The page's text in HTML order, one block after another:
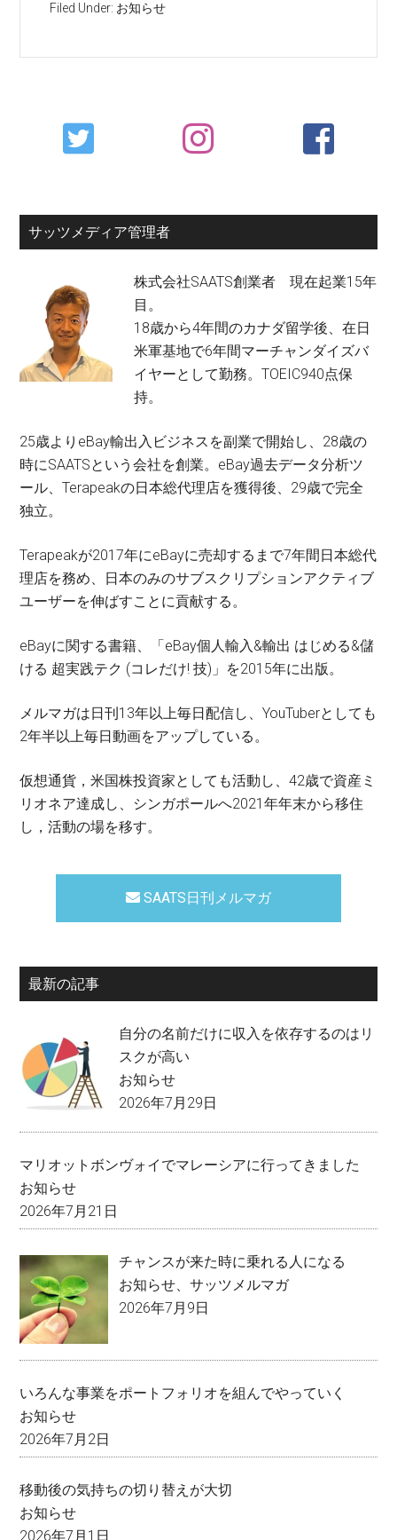
Filed Under: お知らせ
Primary
Sidebar
サッツメディア管理者
株式会社SAATS創業者 現在起業15年
目。
18歳から4年間のカナダ留学後、在日
米軍基地で6年間マーチャンダイズバ
イヤーとして勤務。TOEIC940点保
持。
25歳よりeBay輸出入ビジネスを副業で開始し、28歳の
時にSAATSという会社を創業。eBay過去データ分析ツ
ール、Terapeakの日本総代理店を獲得後、29歳で完全
独立。
Terapeakが2017年にeBayに売却するまで7年間日本総代
理店を務め、日本のみのサブスクリプションアクティブ
ユーザーを伸ばすことに貢献する。
eBayに関する書籍、「eBay個人輸入&輸出 はじめる&儲
ける 超実践テク (コレだけ! 技)」を2015年に出版。
メルマガは日刊13年以上毎日配信し、YouTuberとしても
2年半以上毎日動画をアップしている。
仮想通貨，米国株投資家としても活動し、42歳で資産ミ
リオネア達成し、シンガポールへ2021年年末から移住
し，活動の場を移す。
SAATS日刊メルマガ
最新の記事
自分の名前だけに収入を依存するのはリ
スクが高い
お知らせ
2026年7月29日
マリオットボンヴォイでマレーシアに行ってきました
お知らせ
2026年7月21日
チャンスが来た時に乗れる人になる
お知らせ、サッツメルマガ
2026年7月9日
いろんな事業をポートフォリオを組んでやっていく
お知らせ
2026年7月2日
移動後の気持ちの切り替えが大切
お知らせ
2026年7月1日